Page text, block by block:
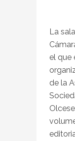
La
el que
de la